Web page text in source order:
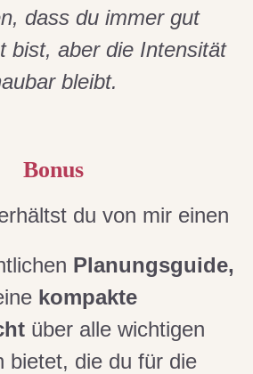
dass du immer gut
bist, aber die Intensität
bleibt.
Bonus
du von mir einen
Planungsguide,
kompakte
über alle wichtigen
bietet, die du für die